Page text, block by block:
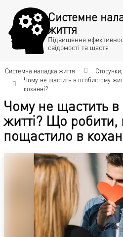
Системне
життя
Підвищення
свідомості та щастя
Системна наладка життя
Чому не щастить в особистому
коханні?
Чому не щастить в
житті? Що
пощастило в